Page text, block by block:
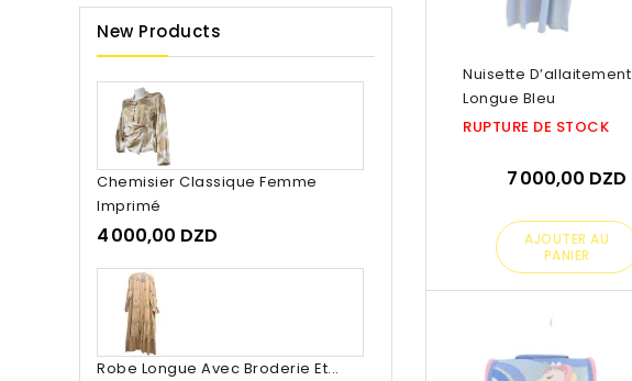
New Products
Chemisier Classique Femme
Imprimé
4 000,00 DZD
Robe Longue Avec Broderie Et...
Nuisette D’allaitement
Longue Bleu
RUPTURE DE STOCK
7 000,00 DZD
AJOUTER AU
PANIER